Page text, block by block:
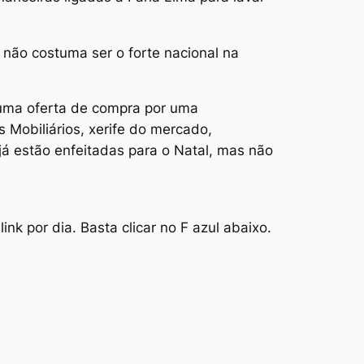
costuma ser o forte nacional na
oferta de compra por uma
Mobiliários, xerife do mercado,
estão enfeitadas para o Natal, mas não
por dia. Basta clicar no F azul abaixo.